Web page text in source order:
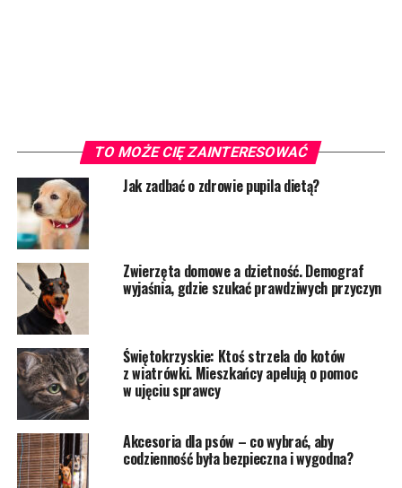
TO MOŻE CIĘ ZAINTERESOWAĆ
Jak zadbać o zdrowie pupila dietą?
Zwierzęta domowe a dzietność. Demograf
wyjaśnia, gdzie szukać prawdziwych przyczyn
Świętokrzyskie: Ktoś strzela do kotów
z wiatrówki. Mieszkańcy apelują o pomoc
w ujęciu sprawcy
Akcesoria dla psów – co wybrać, aby
codzienność była bezpieczna i wygodna?